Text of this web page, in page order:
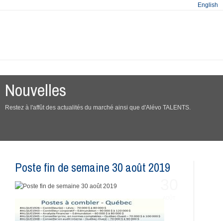
English
Nouvelles
Restez à l'affût des actualités du marché ainsi que d'Alévo TALENTS.
Poste fin de semaine 30 août 2019